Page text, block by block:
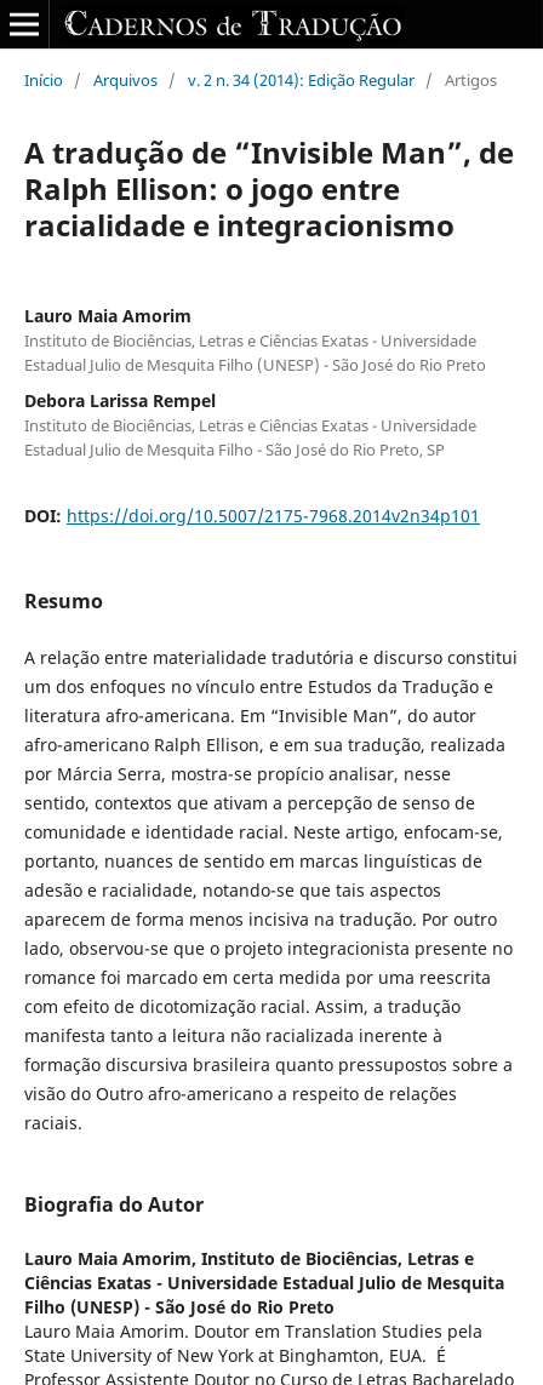
Início / Arquivos / v. 2 n. 34 (2014): Edição Regular / Artigos
A tradução de “Invisible Man”, de
Ralph Ellison: o jogo entre
racialidade e integracionismo
Lauro Maia Amorim
Instituto de Biociências, Letras e Ciências Exatas - Universidade
Estadual Julio de Mesquita Filho (UNESP) - São José do Rio Preto
Debora Larissa Rempel
Instituto de Biociências, Letras e Ciências Exatas - Universidade
Estadual Julio de Mesquita Filho - São José do Rio Preto, SP
DOI: https://doi.org/10.5007/2175-7968.2014v2n34p101
Resumo
A relação entre materialidade tradutória e discurso constitui
um dos enfoques no vínculo entre Estudos da Tradução e
literatura afro-americana. Em “Invisible Man”, do autor
afro-americano Ralph Ellison, e em sua tradução, realizada
por Márcia Serra, mostra-se propício analisar, nesse
sentido, contextos que ativam a percepção de senso de
comunidade e identidade racial. Neste artigo, enfocam-se,
portanto, nuances de sentido em marcas linguísticas de
adesão e racialidade, notando-se que tais aspectos
aparecem de forma menos incisiva na tradução. Por outro
lado, observou-se que o projeto integracionista presente no
romance foi marcado em certa medida por uma reescrita
com efeito de dicotomização racial. Assim, a tradução
manifesta tanto a leitura não racializada inerente à
formação discursiva brasileira quanto pressupostos sobre a
visão do Outro afro-americano a respeito de relações
raciais.
Biografia do Autor
Lauro Maia Amorim, Instituto de Biociências, Letras e
Ciências Exatas - Universidade Estadual Julio de Mesquita
Filho (UNESP) - São José do Rio Preto
Lauro Maia Amorim. Doutor em Translation Studies pela
State University of New York at Binghamton, EUA. É
Professor Assistente Doutor no Curso de Letras Bacharelado